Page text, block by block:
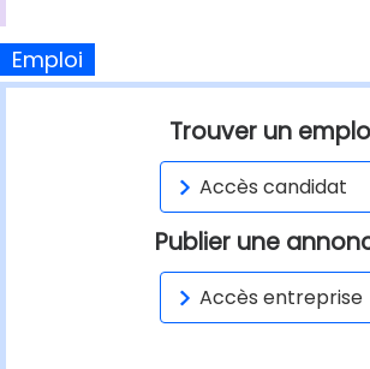
Emploi
Trouver un
Accès candidat
Publier une
Accès entreprise